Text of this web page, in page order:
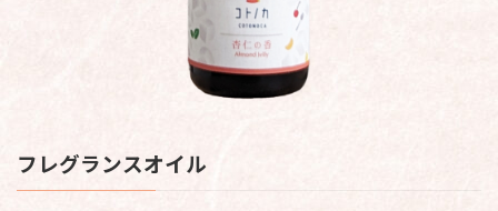
フレグランスオイル